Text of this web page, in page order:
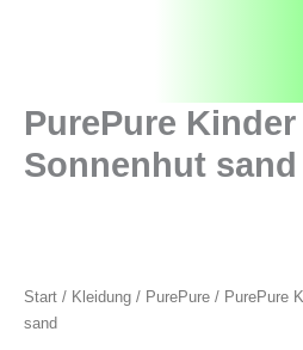
PurePure
Sonnenhut sand
Start / Kleidung / PurePure / PurePure
sand